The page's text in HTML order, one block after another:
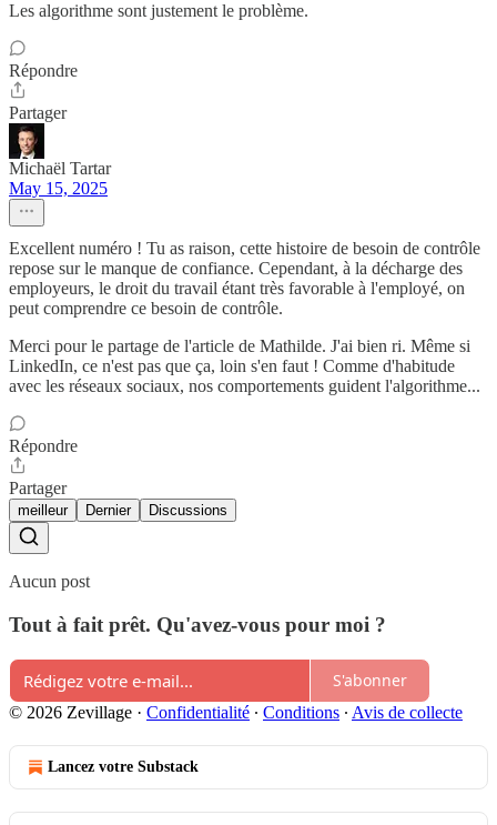
Les algorithme sont justement le problème.
Répondre
Partager
Michaël Tartar
May 15, 2025
Excellent numéro ! Tu as raison, cette histoire de besoin de contrôle
repose sur le manque de confiance. Cependant, à la décharge des
employeurs, le droit du travail étant très favorable à l'employé, on
peut comprendre ce besoin de contrôle.
Merci pour le partage de l'article de Mathilde. J'ai bien ri. Même si
LinkedIn, ce n'est pas que ça, loin s'en faut ! Comme d'habitude
avec les réseaux sociaux, nos comportements guident l'algorithme...
Répondre
Partager
meilleur Dernier Discussions
Aucun post
Tout à fait prêt. Qu'avez-vous pour moi ?
S'abonner
© 2026 Zevillage · Confidentialité ∙ Conditions ∙ Avis de collecte
Lancez votre Substack